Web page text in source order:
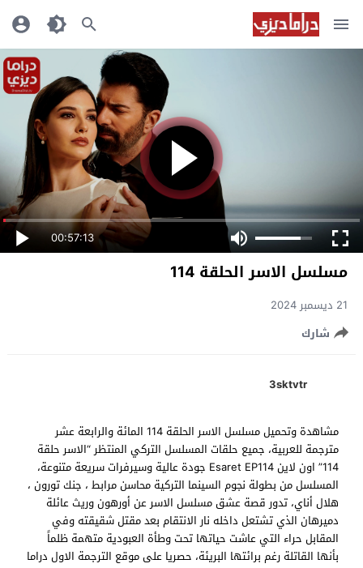
00:57:13
مسلسل الاسر الحلقة 114
21 ديسمبر 2024
شارك
3sktvtr
مشاهدة وتحميل مسلسل الاسر الحلقة 114 المائة والرابعة عشر
مترجمة للعربية، جميع حلقات المسلسل التركي المنتظر “الاسر حلقة
114” اون لاين Esaret EP114 جودة عالية وسيرفرات سريعة متنوعة،
المسلسل من بطولة نجوم السينما التركية محاسن مرابط ، جنك تورون ،
هلال أناي، تدور قصة عشق مسلسل الاسر عن أورهون وريث عائلة
دميرهان الذي تشتعل داخله نار الانتقام بعد مقتل شقيقته وفي
المقابل حراء التي عاشت حياتها تحت وطأة العبودية متهمة ظلماً
بأنها القاتلة رغم برائتها البريئة، حصريا على موقع الترجمة الاول دراما